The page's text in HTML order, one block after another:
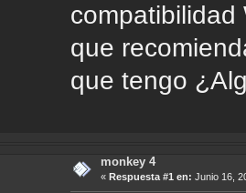
compatibilidad
que
que tengo
monkey 4
« Respuesta #1 en: Junio 16,